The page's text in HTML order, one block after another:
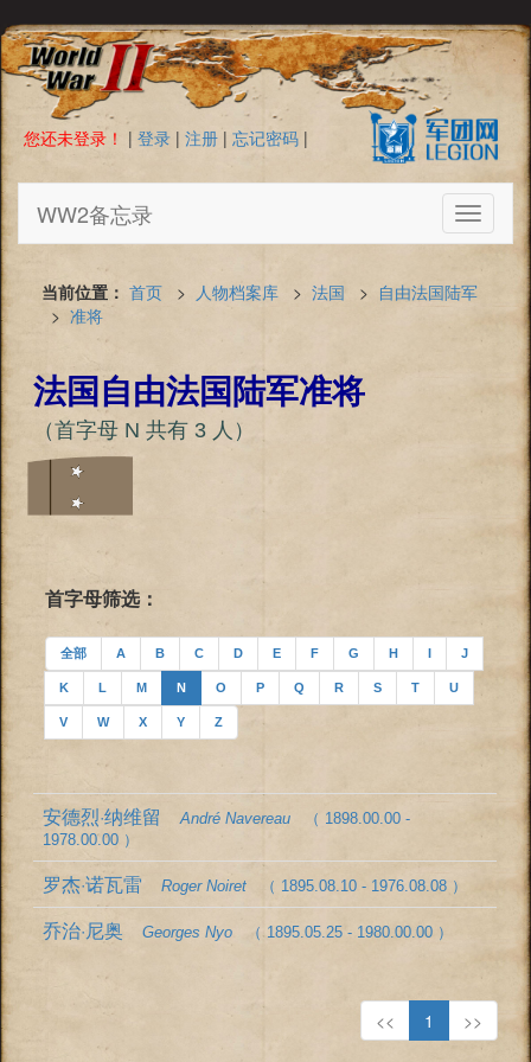
您还未登录！ | 登录 | 注册 | 忘记密码 |
Toggle
WW2备忘录
当前位置： 首页 > 人物档案库 > 法国 > 自由法国陆军
> 准将
法国自由法国陆军准将
（首字母 N 共有 3 人）
首字母筛选：
全部 A B C D E F G H I J
K L M N O P Q R S T U
V W X Y Z
安德烈·纳维留André Navereau
（ 1898.00.00 -
1978.00.00 ）
罗杰·诺瓦雷Roger Noiret （ 1895.08.10 - 1976.08.08 ）
乔治·尼奥Georges Nyo （ 1895.05.25 - 1980.00.00 ）
<< 1 >>